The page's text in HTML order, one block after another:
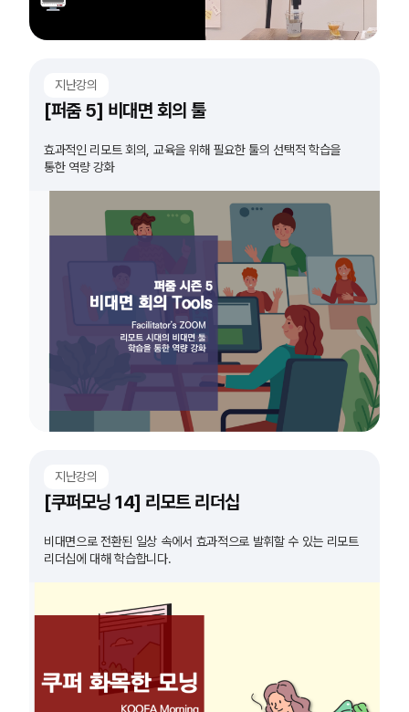
지난강의
[퍼줌 5] 비대면 회의 툴
효과적인 리모트 회의, 교육을 위해 필요한 툴의 선택적 학습을
통한 역량 강화
지난강의
[쿠퍼모닝 14] 리모트 리더십
비대면으로 전환된 일상 속에서 효과적으로 발휘할 수 있는 리모트
리더십에 대해 학습합니다.